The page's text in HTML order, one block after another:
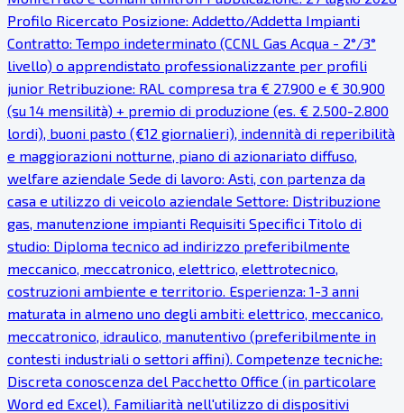
Profilo Ricercato Posizione: Addetto/Addetta Impianti
Contratto: Tempo indeterminato (CCNL Gas Acqua - 2°/3°
livello) o apprendistato professionalizzante per profili
junior Retribuzione: RAL compresa tra € 27.900 e € 30.900
(su 14 mensilità) + premio di produzione (es. € 2.500-2.800
lordi), buoni pasto (€12 giornalieri), indennità di reperibilità
e maggiorazioni notturne, piano di azionariato diffuso,
welfare aziendale Sede di lavoro: Asti, con partenza da
casa e utilizzo di veicolo aziendale Settore: Distribuzione
gas, manutenzione impianti Requisiti Specifici Titolo di
studio: Diploma tecnico ad indirizzo preferibilmente
meccanico, meccatronico, elettrico, elettrotecnico,
costruzioni ambiente e territorio. Esperienza: 1-3 anni
maturata in almeno uno degli ambiti: elettrico, meccanico,
meccatronico, idraulico, manutentivo (preferibilmente in
contesti industriali o settori affini). Competenze tecniche:
Discreta conoscenza del Pacchetto Office (in particolare
Word ed Excel). Familiarità nell'utilizzo di dispositivi